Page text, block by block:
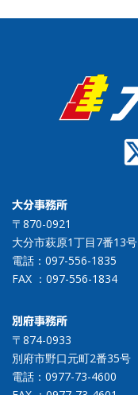
大分事務所
〒870-0921
大分市萩原1丁目7番13号
電話： 097-556-1835
FAX ：097-556-1834
別府事務所
〒874-0933
別府市野口元町2番35号
電話： 0977-73-4600